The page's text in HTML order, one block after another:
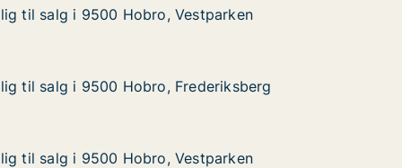
9500 Hobro, Vestparken
til salg i 9500 Hobro, Vestparken
til salg i 9500 Hobro, Vestparken
9500 Hobro, Frederiksberg
til salg i 9500 Hobro, Frederiksberg
til salg i 9500 Hobro, Frederiksberg
9500 Hobro, Vestparken
til salg i 9500 Hobro, Vestparken
til salg i 9500 Hobro, Vestparken